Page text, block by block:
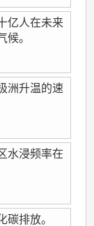
亿人在未来
候。
洲升温的速
水浸频率在
碳排放。